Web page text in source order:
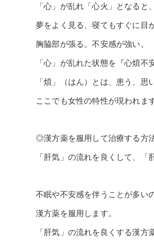
「心」が乱れ「心火」となる
夢をよく見る、寝てもすぐに目
胸脇部が張る。不安感が強い。
「心」が乱れた状態を『心煩不
「煩」（はん）とは、患う、思
ここでも女性の特性が現われます
◎漢方薬を服用して治療する方
「肝気」の流れを良くして、「
不眠や不安感を伴うことが多い
漢方薬を服用します。
「肝気」の流れを良くする漢